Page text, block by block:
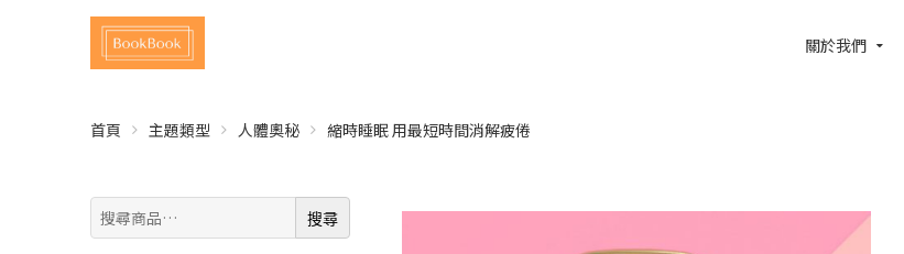
關於我們
首頁 主題類型 人體奧秘 縮時睡眠 用最短時間消解疲倦
搜
尋:
搜尋